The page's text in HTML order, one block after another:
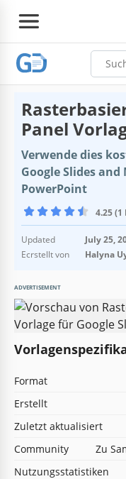
Panel
Verwende dies
Google Slides
PowerPoint
4.25
Updated
July 25,
Ecrstellt von
Halyna
ADVERTISEMENT
Format
Erstellt
Zuletzt aktualisiert
Community
Zu
Nutzungsstatistiken